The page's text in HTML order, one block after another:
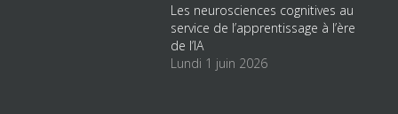
Les neurosciences cognitives au
service de l’apprentissage à l’ère
de l’IA
Lundi 1 juin 2026